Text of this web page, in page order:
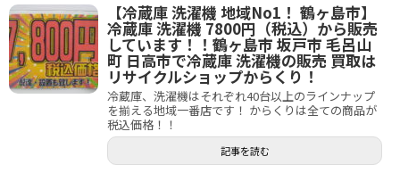
【冷蔵庫 洗濯機 地域No1！ 鶴ヶ島市】
冷蔵庫 洗濯機 7800円（税込）から販売
しています！！鶴ヶ島市 坂戸市 毛呂山
町 日高市で冷蔵庫 洗濯機の販売 買取は
リサイクルショップからくり！
冷蔵庫、洗濯機はそれぞれ40台以上のラインナップ
を揃える地域一番店です！ からくりは全ての商品が
税込価格！！
記事を読む